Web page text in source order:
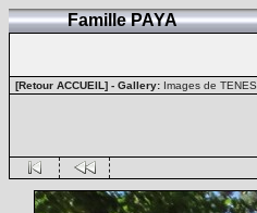
Famille PAYA
[Retour ACCUEIL] - Gallery: Images de TENES